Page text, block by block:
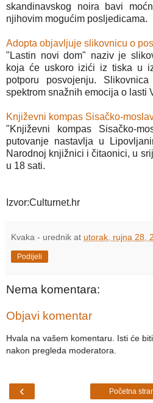
skandinavskog noira bavi
njihovim mogućim posljedicama.
Adopta objavljuje slikovnicu o
"Lastin novi dom" naziv je
koja će uskoro izići iz tiska u
potporu posvojenju.
spektrom snažnih emocija o lasti
Književni kompas Sisačko-
"Književni kompas Sisačko-
putovanje nastavlja u
Narodnoj knjižnici i čitaonici, u
u 18 sati.
Izvor:Culturnet.hr
Kvaka - urednik at utorak, rujna 28,
Podijeli
Nema komentara:
Objavi komentar
Hvala na vašem komentaru. Isti će
nakon pregleda moderatora.
‹ Početna